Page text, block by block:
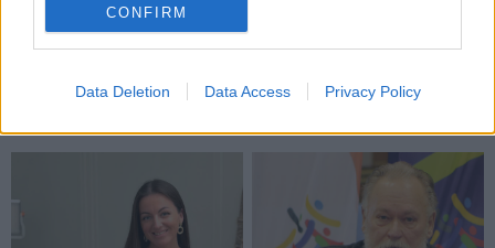
CONFIRM
Data Deletion Data Access Privacy Policy